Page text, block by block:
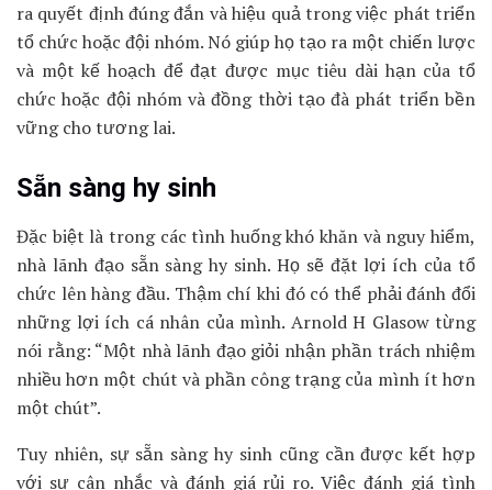
ra quyết định đúng đắn và hiệu quả trong việc phát triển
tổ chức hoặc đội nhóm. Nó giúp họ tạo ra một chiến lược
và một kế hoạch để đạt được mục tiêu dài hạn của tổ
chức hoặc đội nhóm và đồng thời tạo đà phát triển bền
vững cho tương lai.
Sẵn sàng hy sinh
Đặc biệt là trong các tình huống khó khăn và nguy hiểm,
nhà lãnh đạo sẵn sàng hy sinh. Họ sẽ đặt lợi ích của tổ
chức lên hàng đầu. Thậm chí khi đó có thể phải đánh đổi
những lợi ích cá nhân của mình. Arnold H Glasow từng
nói rằng: “Một nhà lãnh đạo giỏi nhận phần trách nhiệm
nhiều hơn một chút và phần công trạng của mình ít hơn
một chút”.
Tuy nhiên, sự sẵn sàng hy sinh cũng cần được kết hợp
với sự cân nhắc và đánh giá rủi ro. Việc đánh giá tình